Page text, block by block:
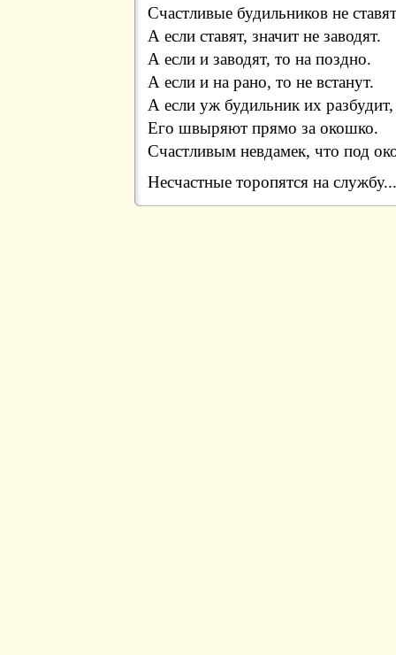
Счастливые будильников не
А если ставят, значит не заводят.
А если и заводят, то на поздно.
А если и на рано, то не встанут.
А если уж будильник их разбудит,
Его швыряют прямо за окошко.
Счастливым невдамек, что под
Несчастные торопятся на